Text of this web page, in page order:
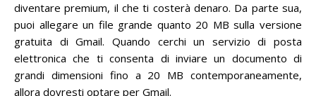
diventare premium, il che ti costerà denaro. Da parte sua,
puoi allegare un file grande quanto 20 MB sulla versione
gratuita di Gmail. Quando cerchi un servizio di posta
elettronica che ti consenta di inviare un documento di
grandi dimensioni fino a 20 MB contemporaneamente,
allora dovresti optare per Gmail.